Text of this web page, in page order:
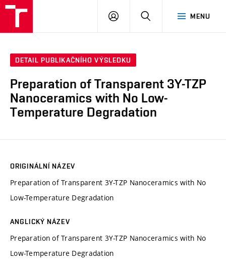
MENU
PŘIHLÁSIT
DETAIL PUBLIKAČNÍHO VÝSLEDKU
Preparation of Transparent 3Y-TZP
Nanoceramics with No Low-
Temperature Degradation
ORIGINÁLNÍ NÁZEV
Preparation of Transparent 3Y-TZP Nanoceramics with No
Low-Temperature Degradation
ANGLICKÝ NÁZEV
Preparation of Transparent 3Y-TZP Nanoceramics with No
Low-Temperature Degradation